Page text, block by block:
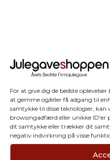
For at give dig de bedste
at gemme og/eller få adgang til
samtykke til disse teknologier, kan
browsingadfærd eller unikke ID'er
dit samtykke eller trækker dit
negativ indvirkning på visse
Vi har
firmaet